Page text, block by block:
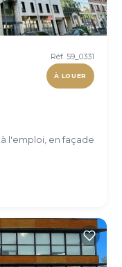
Réf. 59_0331
À LOUER
l'emploi, en façade